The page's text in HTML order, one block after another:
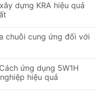
dựng KRA hiệu quả
chuỗi cung ứng đối với
ứng dụng 5W1H
hiệu quả